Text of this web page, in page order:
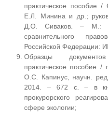
практическое пособие
Е.Л. Минина и др.;
Д.О. Сиваков. – М.:
сравнительного
Российской Федерации:
Образцы
практическое пособие
О.С. Капинус, научн.
2014. – 672 с. – в
прокурорского
сфере экологии;